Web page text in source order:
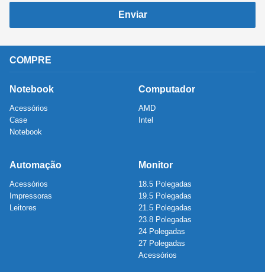
Enviar
COMPRE
Notebook
Acessórios
Case
Notebook
Computador
AMD
Intel
Automação
Acessórios
Impressoras
Leitores
Monitor
18.5 Polegadas
19.5 Polegadas
21.5 Polegadas
23.8 Polegadas
24 Polegadas
27 Polegadas
Acessórios